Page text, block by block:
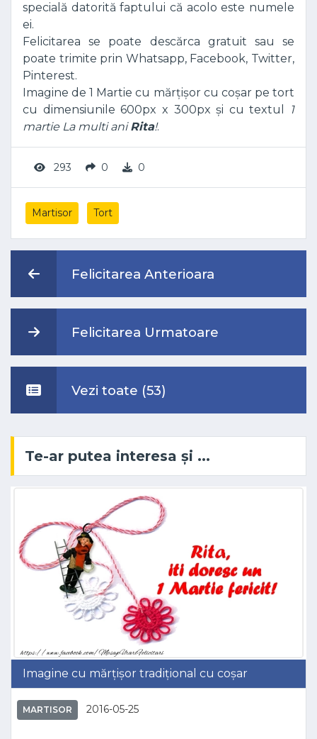
specială datorită faptului că acolo este numele
ei.
Felicitarea se poate descărca gratuit sau se
poate trimite prin Whatsapp, Facebook, Twitter,
Pinterest.
Imagine de 1 Martie cu mărțișor cu coșar pe tort
cu dimensiunile 600px x 300px și cu textul
1
martie La multi aniRita!.
293 0 0
Martisor Tort
Felicitarea Anterioara
Felicitarea Urmatoare
Vezi toate (53)
Te-ar putea interesa și ...
Imagine cu mărțișor tradițional cu coșar
MARTISOR 2016-05-25